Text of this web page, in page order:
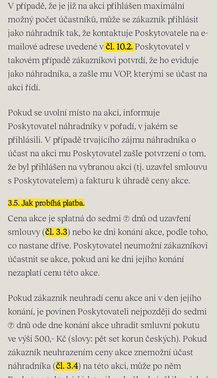
V případě, že je již na akci přihlášen maximální
možný počet účastníků, může se zákazník přihlásit
jako náhradník tak, že kontaktuje Poskytovatele na e-
mailové adrese uvedené v čl. 10.2. Poskytovatel v
takovém případě zákazníkovi potvrdí, že ho eviduje
jako náhradníka, a zašle mu VOP, kterými se účast na
akci řídí.
Pokud se uvolní místo na akci, informuje
Poskytovatel náhradníky v pořadí, v jakém se
přihlásili. V případě trvajícího zájmu náhradníka o
účast na akci mu Poskytovatel zašle potvrzení o tom,
že byl přihlášen na vybranou akci (tj. uzavřel smlouvu
s Poskytovatelem) a fakturu k úhradě ceny akce.
3.5. Jak probíhá platba.
Cena akce je splatná do sedmi (7) dnů od uzavření
smlouvy (čl. 3.3) nebo ke dni konání akce, podle toho,
co nastane dříve. Poskytovatel neumožní zákazníkovi
účastnit se akce, pokud ani ke dni jejího konání
nezaplatí cenu této akce.
Pokud zákazník neuhradí cenu akce ani v den jejího
konání, je povinen Poskytovateli nejpozději do sedmi
(7) dnů ode dne konání akce uhradit smluvní pokutu
ve výši 500,- Kč (slovy: pět set korun českých). Pokud
zákazník neuhrazením ceny akce znemožní účast
náhradníka (čl. 3.4) na této akci, může po něm